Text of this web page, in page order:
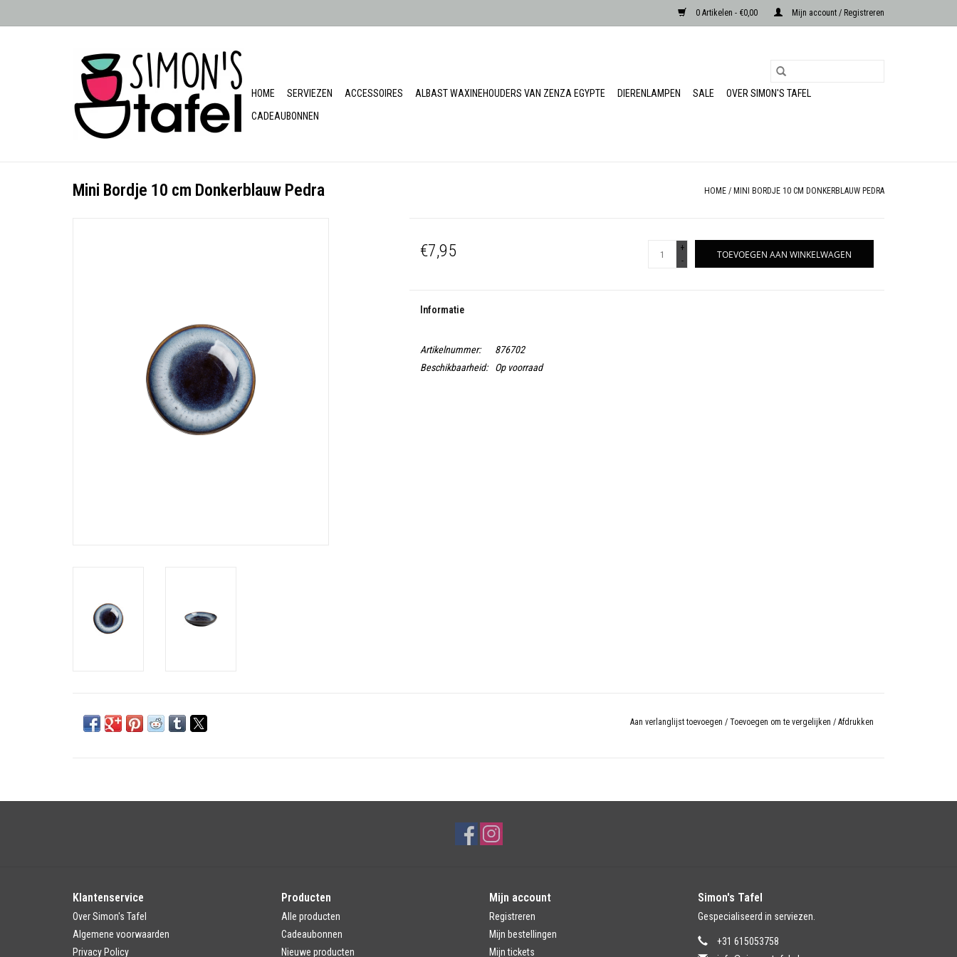
0 Artikelen - €0,00 Mijn account / Registreren
HOME SERVIEZEN ACCESSOIRES ALBAST WAXINEHOUDERS VAN ZENZA EGYPTE DIERENLAMPEN SALE
OVER SIMON'S TAFEL
CADEAUBONNEN
Mini Bordje 10 cm Donkerblauw Pedra HOME / MINI BORDJE 10 CM DONKERBLAUW PEDRA
€7,95
+
-
TOEVOEGEN AAN WINKELWAGEN
Informatie
Artikelnummer:
876702
Beschikbaarheid:
Op voorraad
Aan verlanglijst toevoegen / Toevoegen om te vergelijken / Afdrukken
Klantenservice
Over Simon's Tafel
Algemene voorwaarden
Privacy Policy
Producten
Alle producten
Cadeaubonnen
Nieuwe producten
Mijn account
Registreren
Mijn bestellingen
Mijn tickets
Simon's Tafel
Gespecialiseerd in serviezen.
+31 615053758